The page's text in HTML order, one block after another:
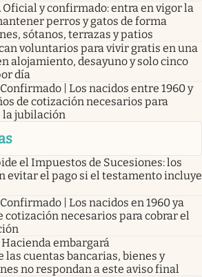
Oficial y confirmado: entra en vigor la
perros y gatos de forma
sótanos, terrazas y patios
voluntarios para vivir gratis en una
alojamiento, desayuno y solo cinco
día
Confirmado | Los nacidos entre 1960 y
de cotización necesarios para
la jubilación
el Impuestos de Sucesiones: los
evitar el pago si el testamento incluye
Confirmado | Los nacidos en 1960 ya
cotización necesarios para cobrar el
embargará
cuentas bancarias, bienes y
no respondan a este aviso final